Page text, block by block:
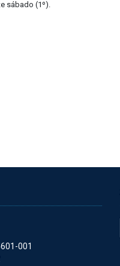
sábado (1º).
001